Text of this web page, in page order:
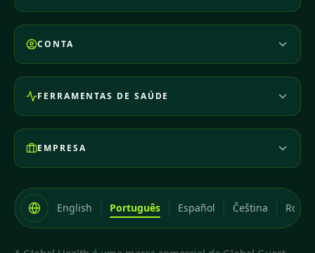
CONTA
FERRAMENTAS DE SAÚDE
EMPRESA
English Português Español Čeština